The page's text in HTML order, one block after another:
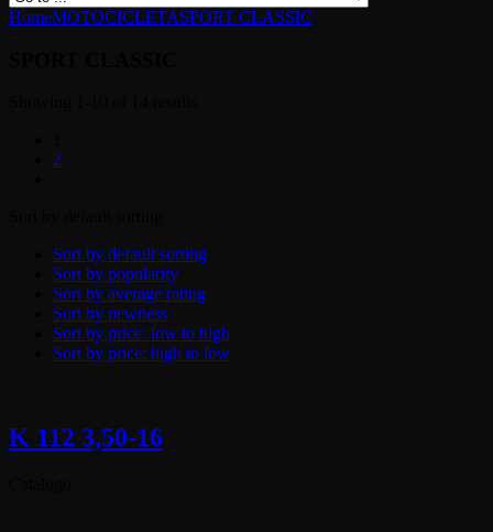
HomeMOTOCICLETASPORT CLASSIC
2
Sort by default sorting
Sort by popularity
Sort by average rating
Sort by newness
Sort by price: low to high
Sort by price: high to low
K 112 3,50-16